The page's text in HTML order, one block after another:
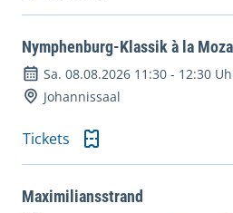
Nymphenburg-Klassik à la
Sa. 08.08.2026 11:30 - 12:30
Johannissaal
Tickets
Maximiliansstrand